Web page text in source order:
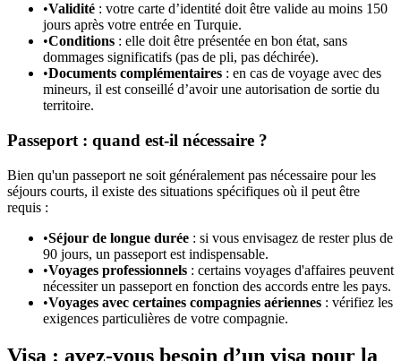
•Validité : votre carte d’identité doit être valide au moins 150
jours après votre entrée en Turquie.
•Conditions : elle doit être présentée en bon état, sans
dommages significatifs (pas de pli, pas déchirée).
•Documents complémentaires : en cas de voyage avec des
mineurs, il est conseillé d’avoir une autorisation de sortie du
territoire.
Passeport : quand est-il nécessaire ?
Bien qu'un passeport ne soit généralement pas nécessaire pour les
séjours courts, il existe des situations spécifiques où il peut être
requis :
•Séjour de longue durée : si vous envisagez de rester plus de
90 jours, un passeport est indispensable.
•Voyages professionnels : certains voyages d'affaires peuvent
nécessiter un passeport en fonction des accords entre les pays.
•Voyages avec certaines compagnies aériennes : vérifiez les
exigences particulières de votre compagnie.
Visa : avez-vous besoin d’un visa pour la